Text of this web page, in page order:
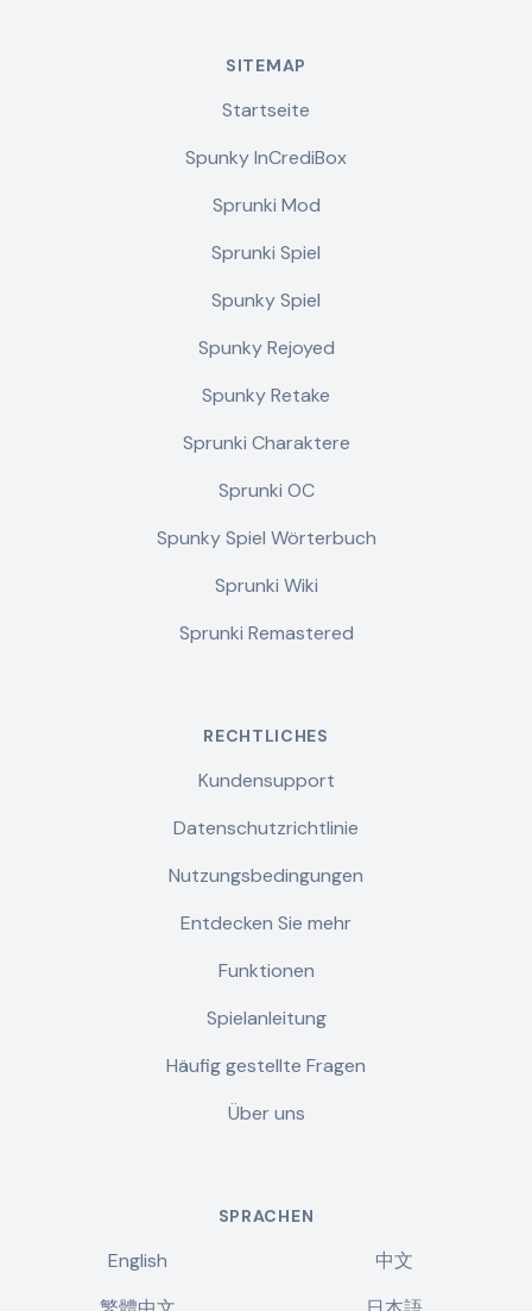
SITEMAP
Startseite
Spunky InCrediBox
Sprunki Mod
Sprunki Spiel
Spunky Spiel
Spunky Rejoyed
Spunky Retake
Sprunki Charaktere
Sprunki OC
Spunky Spiel Wörterbuch
Sprunki Wiki
Sprunki Remastered
RECHTLICHES
Kundensupport
Datenschutzrichtlinie
Nutzungsbedingungen
Entdecken Sie mehr
Funktionen
Spielanleitung
Häufig gestellte Fragen
Über uns
SPRACHEN
English
中文